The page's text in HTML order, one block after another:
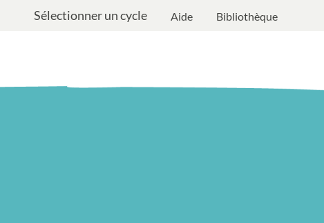
Sélectionner un cycle Aide Bibliothèque